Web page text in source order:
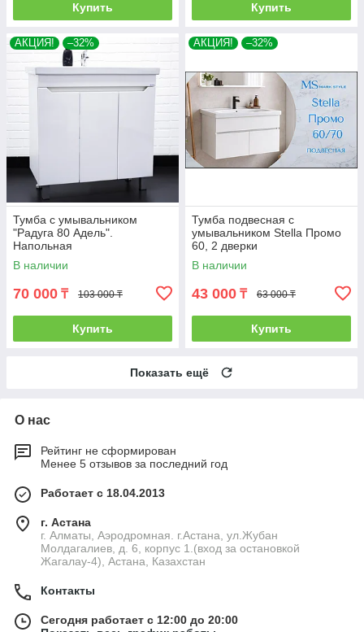
Купить Купить
АКЦИЯ! –32%
Тумба с умывальником
"Радуга 80 Адель".
Напольная
В наличии
70 000 ₸ 103 000 ₸
Купить
АКЦИЯ! –32%
Тумба подвесная с
умывальником Stella Промо
60, 2 дверки
В наличии
43 000 ₸ 63 000 ₸
Купить
Показать ещё
О нас
Рейтинг не сформирован
Менее 5 отзывов за последний год
Работает с 18.04.2013
г. Астана
г. Алматы, Аэродромная. г.Астана, ул.Жубан
Молдагалиев, д. 6, корпус 1.(вход за остановкой
Жагалау-4), Астана, Казахстан
Контакты
Сегодня работает с 12:00 до 20:00